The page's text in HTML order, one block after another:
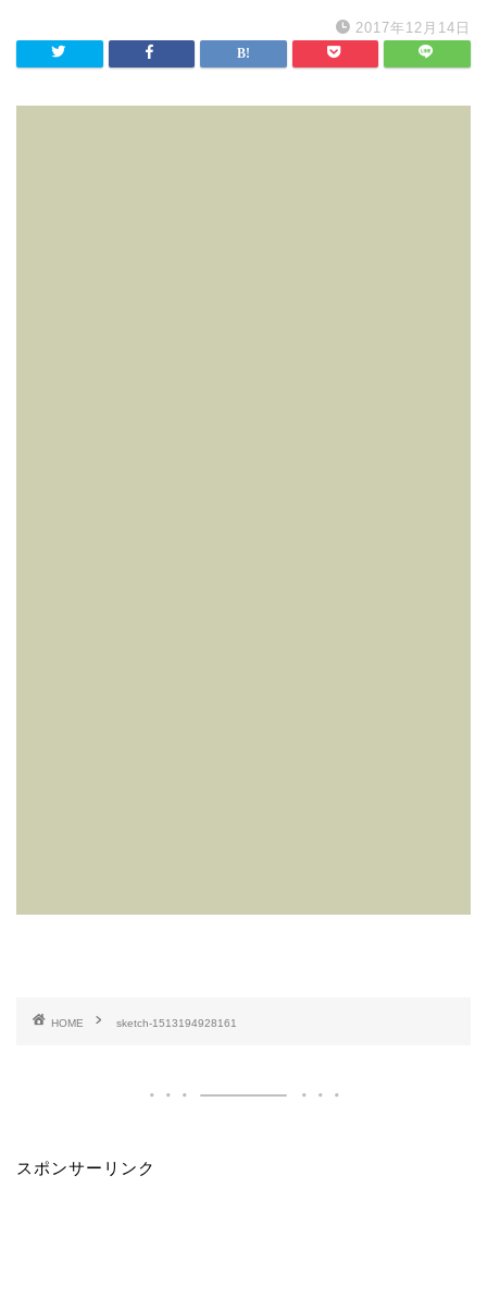
2017年12月14日
HOME sketch-1513194928161
スポンサーリンク